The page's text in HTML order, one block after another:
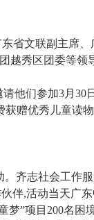
省文联副主席
越秀区团委等领
他们参加3月30
获赠优秀儿童读
齐志社会工作
伴,活动当天广
梦”项目200名困